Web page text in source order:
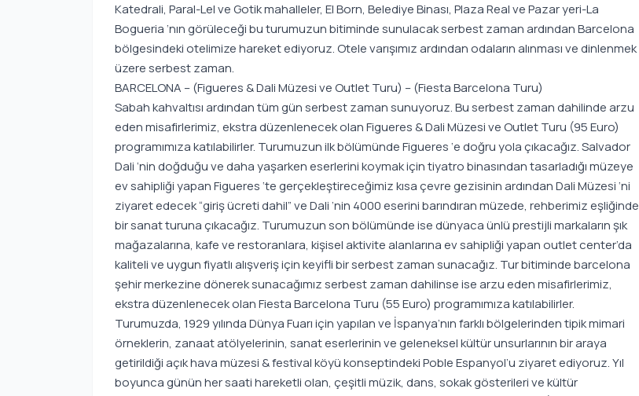
Katedrali, Paral-Lel ve Gotik mahalleler, El Born, Belediye Binası, Plaza Real ve Pazar yeri-La
Bogueria ‘nın görüleceği bu turumuzun bitiminde sunulacak serbest zaman ardından Barcelona
bölgesindeki otelimize hareket ediyoruz. Otele varışımız ardından odaların alınması ve dinlenmek
üzere serbest zaman.
BARCELONA – (Figueres & Dali Müzesi ve Outlet Turu) – (Fiesta Barcelona Turu)
Sabah kahvaltısı ardından tüm gün serbest zaman sunuyoruz. Bu serbest zaman dahilinde arzu
eden misafirlerimiz, ekstra düzenlenecek olan Figueres & Dali Müzesi ve Outlet Turu (95 Euro)
programımıza katılabilirler. Turumuzun ilk bölümünde Figueres ‘e doğru yola çıkacağız. Salvador
Dali ‘nin doğduğu ve daha yaşarken eserlerini koymak için tiyatro binasından tasarladığı müzeye
ev sahipliği yapan Figueres ‘te gerçekleştireceğimiz kısa çevre gezisinin ardından Dali Müzesi ‘ni
ziyaret edecek “giriş ücreti dahil” ve Dali ‘nin 4000 eserini barındıran müzede, rehberimiz eşliğinde
bir sanat turuna çıkacağız. Turumuzun son bölümünde ise dünyaca ünlü prestijli markaların şık
mağazalarına, kafe ve restoranlara, kişisel aktivite alanlarına ev sahipliği yapan outlet center’da
kaliteli ve uygun fiyatlı alışveriş için keyifli bir serbest zaman sunacağız. Tur bitiminde barcelona
şehir merkezine dönerek sunacağımız serbest zaman dahilinse ise arzu eden misafirlerimiz,
ekstra düzenlenecek olan Fiesta Barcelona Turu (55 Euro) programımıza katılabilirler.
Turumuzda, 1929 yılında Dünya Fuarı için yapılan ve İspanya’nın farklı bölgelerinden tipik mimari
örneklerin, zanaat atölyelerinin, sanat eserlerinin ve geleneksel kültür unsurlarının bir araya
getirildiği açık hava müzesi & festival köyü konseptindeki Poble Espanyol’u ziyaret ediyoruz. Yıl
boyunca günün her saati hareketli olan, çeşitli müzik, dans, sokak gösterileri ve kültür